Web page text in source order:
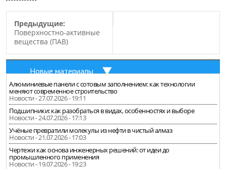
Предыдущие:
Поверхностно-активные
вещества (ПАВ)
Новые материалы
Алюминиевые панели с сотовым заполнением: как технологии
меняют современное строительство
Новости - 27.07.2026 - 19:11
Подшипники: как разобраться в видах, особенностях и выборе
Новости - 24.07.2026 - 17:13
Учёные превратили молекулы из нефти в чистый алмаз
Новости - 21.07.2026 - 17:03
Чертежи как основа инженерных решений: от идеи до
промышленного применения
Новости - 19.07.2026 - 19:23